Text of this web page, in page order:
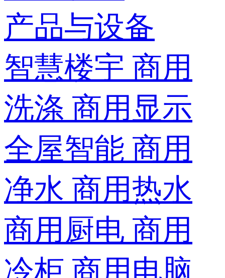
产品与设备
智慧楼宇 商用
洗涤 商用显示
全屋智能 商用
净水 商用热水
商用厨电 商用
冷柜 商用电脑